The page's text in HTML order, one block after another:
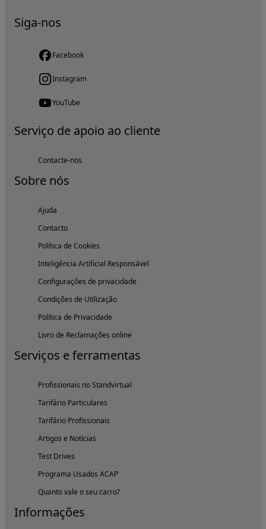
Siga-nos
Facebook
Instagram
YouTube
Serviço de apoio ao cliente
Contacte-nos
Sobre nós
Ajuda
Contacto
Política de Cookies
Inteligência Artificial Responsável
Configurações de privacidade
Condições de Utilização
Política de Privacidade
Livro de Reclamações online
Serviços e ferramentas
Profissionais no Standvirtual
Tarifário Particulares
Tarifário Profissionais
Artigos e Notícias
Test Drives
Programa Usados ACAP
Quanto vale o seu carro?
Informações